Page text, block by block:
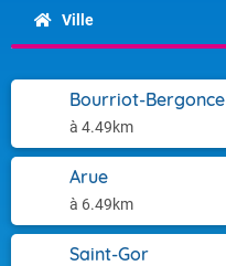
Ville
Bourriot-Bergonce
à 4.49km
Arue
à 6.49km
Saint-Gor